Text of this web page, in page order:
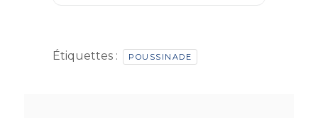
Étiquettes : POUSSINADE